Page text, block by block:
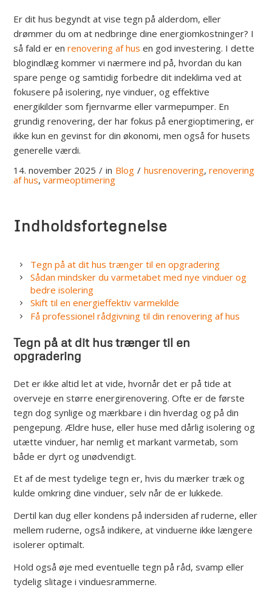
Er dit hus begyndt at vise tegn på alderdom, eller
drømmer du om at nedbringe dine energiomkostninger? I
så fald er enrenovering af hus en god investering. I dette
blogindlæg kommer vi nærmere ind på, hvordan du kan
spare penge og samtidig forbedre dit indeklima ved at
fokusere på isolering, nye vinduer, og effektive
energikilder som fjernvarme eller varmepumper. En
grundig renovering, der har fokus på energioptimering, er
ikke kun en gevinst for din økonomi, men også for husets
generelle værdi.
14. november 2025 / in Blog / husrenovering,renovering
af hus,varmeoptimering
Indholdsfortegnelse
Tegn på at dit hus trænger til en opgradering
Sådan mindsker du varmetabet med nye vinduer og
bedre isolering
Skift til en energieffektiv varmekilde
Få professionel rådgivning til din renovering af hus
Tegn på at dit hus trænger til en
opgradering
Det er ikke altid let at vide, hvornår det er på tide at
overveje en større energirenovering. Ofte er de første
tegn dog synlige og mærkbare i din hverdag og på din
pengepung. Ældre huse, eller huse med dårlig isolering og
utætte vinduer, har nemlig et markant varmetab, som
både er dyrt og unødvendigt.
Et af de mest tydelige tegn er, hvis du mærker træk og
kulde omkring dine vinduer, selv når de er lukkede.
Dertil kan dug eller kondens på indersiden af ruderne, eller
mellem ruderne, også indikere, at vinduerne ikke længere
isolerer optimalt.
Hold også øje med eventuelle tegn på råd, svamp eller
tydelig slitage i vinduesrammerne.